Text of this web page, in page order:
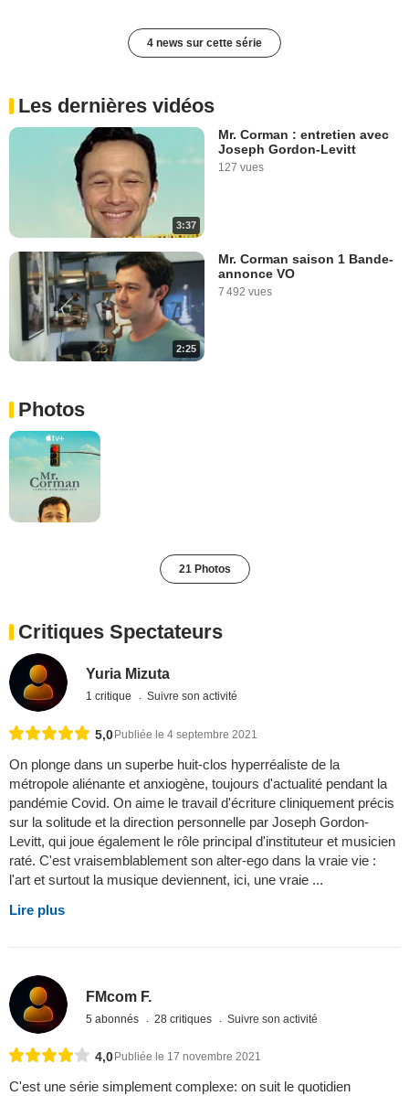
4 news sur cette série
Les dernières vidéos
3:37
Mr. Corman : entretien avec
Joseph Gordon-Levitt
127 vues
2:25
Mr. Corman saison 1 Bande-
annonce VO
7 492 vues
Photos
21 Photos
Critiques Spectateurs
Yuria Mizuta
1 critique Suivre son activité
5,0 Publiée le 4 septembre 2021
On plonge dans un superbe huit-clos hyperréaliste de la
métropole aliénante et anxiogène, toujours d'actualité pendant la
pandémie Covid. On aime le travail d'écriture cliniquement précis
sur la solitude et la direction personnelle par Joseph Gordon-
Levitt, qui joue également le rôle principal d'instituteur et musicien
raté. C'est vraisemblablement son alter-ego dans la vraie vie :
l'art et surtout la musique deviennent, ici, une vraie ...
Lire plus
FMcom F.
5 abonnés 28 critiques Suivre son activité
4,0 Publiée le 17 novembre 2021
C'est une série simplement complexe: on suit le quotidien